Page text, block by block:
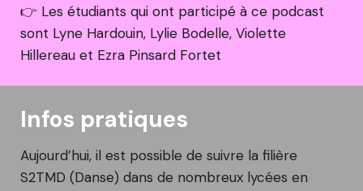
👉 Les étudiants qui ont participé à ce podcast
sont Lyne Hardouin, Lylie Bodelle, Violette
Hillereau et Ezra Pinsard Fortet
Infos pratiques
Aujourd’hui, il est possible de suivre la filière
S2TMD (Danse) dans de nombreux lycées en